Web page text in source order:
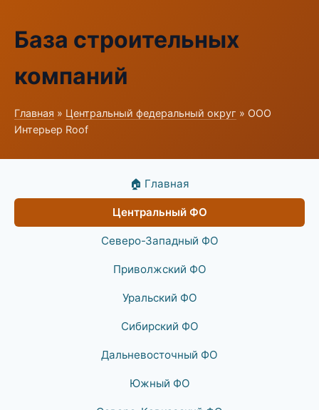
База строительных
компаний
Главная » Центральный федеральный округ » ООО
Интерьер Roof
🏠 Главная
Центральный ФО
Северо-Западный ФО
Приволжский ФО
Уральский ФО
Сибирский ФО
Дальневосточный ФО
Южный ФО